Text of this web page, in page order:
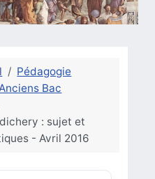
Pédagogie
Anciens Bac
: sujet et
- Avril 2016